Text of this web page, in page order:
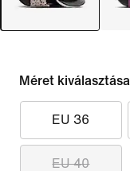
Méret kiválasztása
EU 36
EU 40